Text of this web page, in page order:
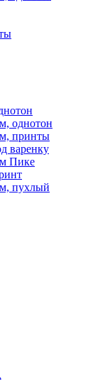
однотон
принты
варенку
Пике
пухлый